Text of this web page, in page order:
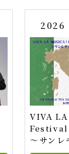
2026
VIVA LA
～サンレ